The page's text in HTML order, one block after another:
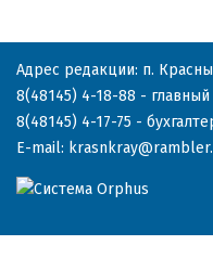
Адрес редакции: п.
8(48145) 4-18-88 -
8(48145) 4-17-75 -
E-mail: